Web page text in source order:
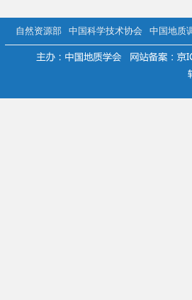
自然资源部 中国科学技术协会 中国地质